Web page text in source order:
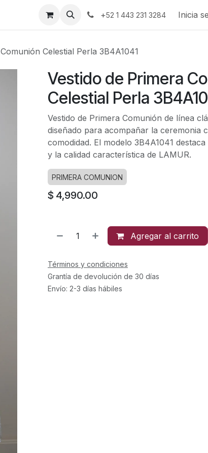
+52 1 443 231 3284 Inicia
Celestial Perla 3B4A1041
Vestido de Primera
Celestial Perla
Vestido de Primera Comunión de línea
diseñado para acompañar la ceremonia
comodidad. El modelo 3B4A1041
y la calidad característica de LAMUR.
PRIMERA COMUNION
$ 4,990.00
Agregar al carrito
Términos y condiciones
Grantía de devolución de 30 días
Envío: 2-3 días hábiles